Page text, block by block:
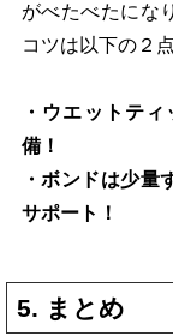
がべたべたにな
コツは以下の２点
・ウエットテ
備！
・ボンドは少量
サポート！
5. まとめ